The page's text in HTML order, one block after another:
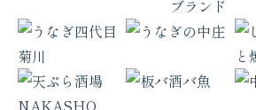
ブランド